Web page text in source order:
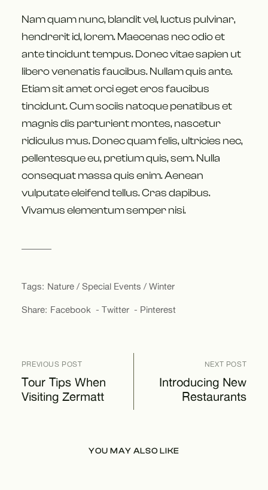
Nam quam nunc, blandit vel, luctus pulvinar,
hendrerit id, lorem. Maecenas nec odio et
ante tincidunt tempus. Donec vitae sapien ut
libero venenatis faucibus. Nullam quis ante.
Etiam sit amet orci eget eros faucibus
tincidunt. Cum sociis natoque penatibus et
magnis dis parturient montes, nascetur
ridiculus mus. Donec quam felis, ultricies nec,
pellentesque eu, pretium quis, sem. Nulla
consequat massa quis enim. Aenean
vulputate eleifend tellus. Cras dapibus.
Vivamus elementum semper nisi.
Tags: Nature Special Events Winter
Share: Facebook Twitter Pinterest
PREVIOUS POST
Tour Tips When
Visiting Zermatt
NEXT POST
Introducing New
Restaurants
YOU MAY ALSO LIKE